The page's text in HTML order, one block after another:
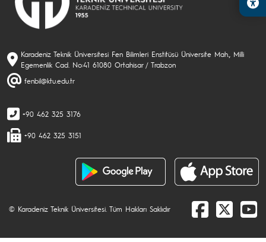
Karadeniz Teknik Üniversitesi Fen Bilimleri Enstitüsü Üniversite Mah., Milli
Egemenlik Cad. No:41 61080 Ortahisar / Trabzon
fenbil@ktu.edu.tr
+90 462 325 3176
+90 462 325 3151
© Karadeniz Teknik Üniversitesi. Tüm Hakları Saklıdır